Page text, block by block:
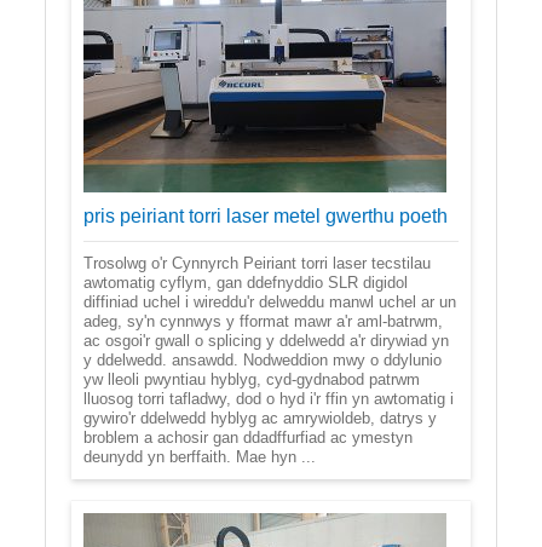
pris peiriant torri laser metel gwerthu poeth
Trosolwg o'r Cynnyrch Peiriant torri laser tecstilau
awtomatig cyflym, gan ddefnyddio SLR digidol
diffiniad uchel i wireddu'r delweddu manwl uchel ar un
adeg, sy'n cynnwys y fformat mawr a'r aml-batrwm,
ac osgoi'r gwall o splicing y ddelwedd a'r dirywiad yn
y ddelwedd. ansawdd. Nodweddion mwy o ddylunio
yw lleoli pwyntiau hyblyg, cyd-gydnabod patrwm
lluosog torri tafladwy, dod o hyd i'r ffin yn awtomatig i
gywiro'r ddelwedd hyblyg ac amrywioldeb, datrys y
broblem a achosir gan ddadffurfiad ac ymestyn
deunydd yn berffaith. Mae hyn ...